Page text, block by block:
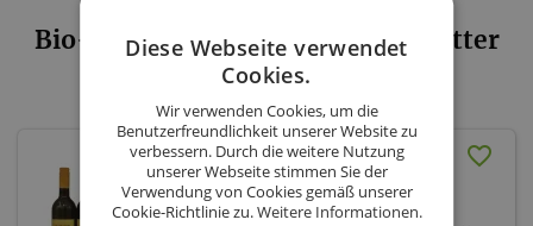
Bio-Weingut Tor zur Sonne & Mutter
Erde Shop - Sortiment
Weinset 2025 (inkl.
Versand AT)
Diese Webseite verwendet
Cookies.
Wir verwenden Cookies, um die
Benutzerfreundlichkeit unserer Website zu
verbessern. Durch die weitere Nutzung
unserer Webseite stimmen Sie der
Verwendung von Cookies gemäß unserer
Cookie-Richtlinie zu.Weitere Informationen.